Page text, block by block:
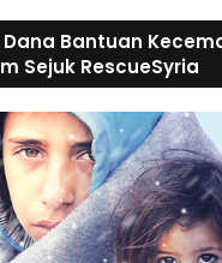
Dana Bantuan
Sejuk RescueSyria